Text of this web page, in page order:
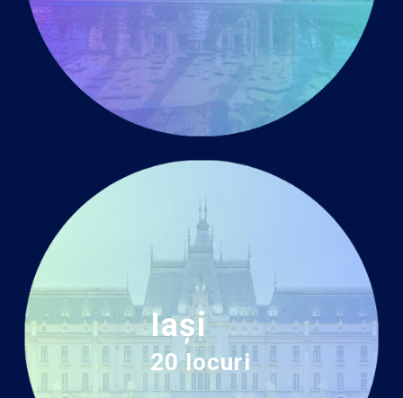
Iași
20 locuri